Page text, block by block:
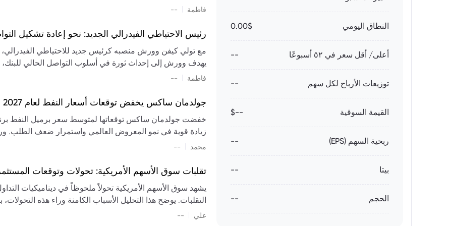
النطاق اليومي 0.00$
أعلى/ أقل سعر في ٥٢ أسبوعًا --
توزيعات الأرباح لكل سهم --
القيمة السوقية --$
ربحية السهم (EPS) --
بيتا --
الحجم --
تشكيل تقييم الصناعة، مع توقعات بارتفاع مستمر في الأسعار
فاطمة --
رئيس الاحتياطي الفيدرالي الجديد: نحو إعادة تشكيل
مع تولي كيفن وورش منصبه كرئيس جديد للاحتياطي الفيدرالي،
يهدف وورش إلى إحداث ثورة في أسلوب التواصل الحالي للبنك،
السياسة ويمنح البنك المركزي دوراً مبالغاً فيه. يسعى إلى
فاطمة --
جولدمان ساكس يخفض توقعات أسعار النفط لعام 2027 وسط تغيرات في العرض والطلب
زيادة قوية في نمو المعروض العالمي واستمرار ضعف الطلب.
العالمية في الربع الثاني
سابقًا. من المتوقع عودة صادرات دول الخليج إلى طبيعتها
عدم اليقين الجيوسياسي يمكن أن يؤدي إلى تقلبات سعرية
استمرار الاضطرابات، وسيناريوهات لانخفاض الأسعار في
إضافي.
محمد --
تقلبات سوق الأسهم الأمريكية: تحولات وتوقعات
يشهد سوق الأسهم الأمريكية تحولاً ملحوظاً في ديناميكيات
التقلبات. يوضح هذا التحليل الأسباب الكامنة وراء هذه
علي --